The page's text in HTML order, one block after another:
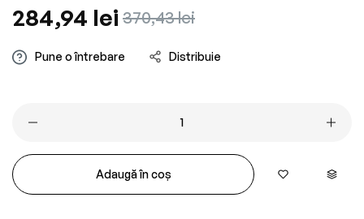
Preț
obișnuit
284,94 lei Preț
redus
370,43 lei
Pune o întrebare Distribuie
Adaugă în coș